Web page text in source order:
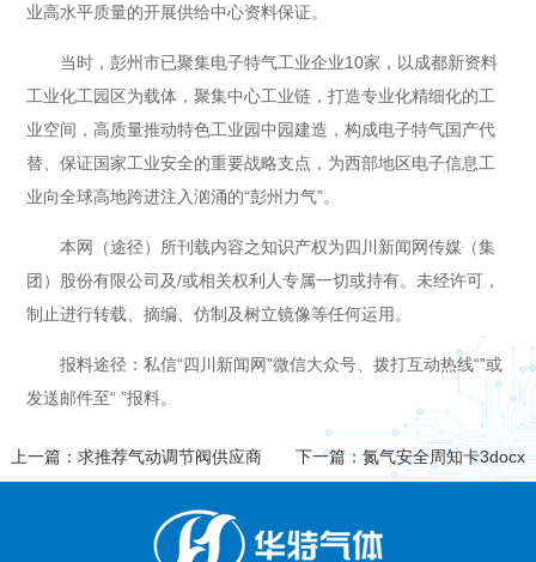
业高水平质量的开展供给中心资料保证。
当时，彭州市已聚集电子特气工业企业10家，以成都新资料
工业化工园区为载体，聚集中心工业链，打造专业化精细化的工
业空间，高质量推动特色工业园中园建造，构成电子特气国产代
替、保证国家工业安全的重要战略支点，为西部地区电子信息工
业向全球高地跨进注入汹涌的“彭州力气”。
本网（途径）所刊载内容之知识产权为四川新闻网传媒（集
团）股份有限公司及/或相关权利人专属一切或持有。未经许可，
制止进行转载、摘编、仿制及树立镜像等任何运用。
报料途径：私信“四川新闻网”微信大众号、拨打互动热线“”或
发送邮件至“ ”报料。
上一篇：求推荐气动调节阀供应商 下一篇：氮气安全周知卡3docx